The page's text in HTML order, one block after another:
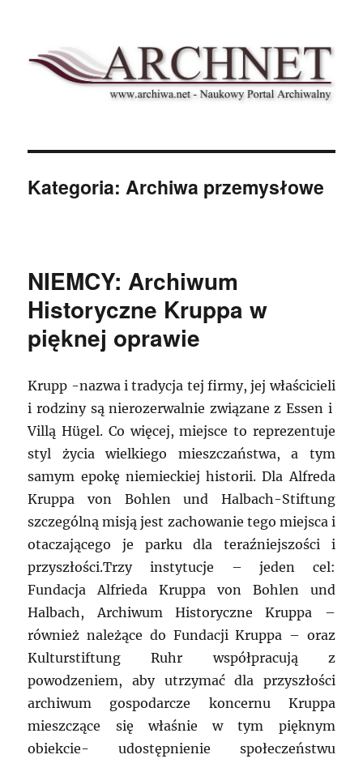
Archnet
Kategoria:Archiwa przemysłowe
NIEMCY: Archiwum
Historyczne Kruppa w
pięknej oprawie
Krupp -nazwa i tradycja tej firmy, jej właścicieli
i rodziny są nierozerwalnie związane z Essen i
Villą Hügel. Co więcej, miejsce to reprezentuje
styl życia wielkiego mieszczaństwa, a tym
samym epokę niemieckiej historii. Dla Alfreda
Kruppa von Bohlen und Halbach-Stiftung
szczególną misją jest zachowanie tego miejsca i
otaczającego je parku dla teraźniejszości i
przyszłości.Trzy instytucje – jeden cel:
Fundacja Alfrieda Kruppa von Bohlen und
Halbach, Archiwum Historyczne Kruppa –
również należące do Fundacji Kruppa – oraz
Kulturstiftung Ruhr współpracują z
powodzeniem, aby utrzymać dla przyszłości
archiwum gospodarcze koncernu Kruppa
mieszczące się właśnie w tym pięknym
obiekcie- udostępnienie społeczeństwu